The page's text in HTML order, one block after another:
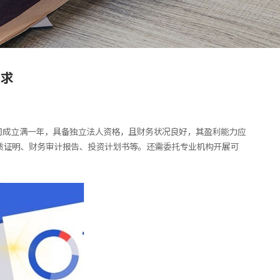
立满一年，具备独立法人资格，且财务状况良好，其盈利能力应
明、财务审计报告、投资计划书等。还需委托专业机构开展可